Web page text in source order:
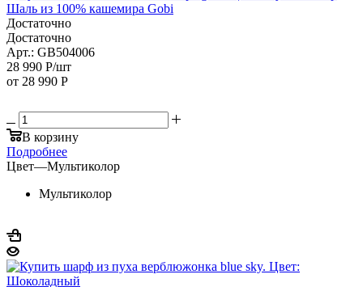
Шаль из 100% кашемира Gobi
Достаточно
Достаточно
Арт.: GB504006
28 990 Р/шт
от 28 990 Р
В корзину
Подробнее
Цвет—Мультиколор
Мультиколор